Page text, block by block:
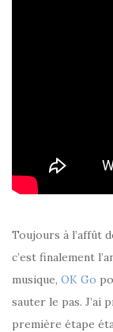
Toujours à l’affût
c’est finalement
musique, OK Go
sauter le pas.
première étape